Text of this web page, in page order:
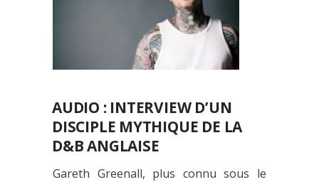
AUDIO : INTERVIEW D’UN
DISCIPLE MYTHIQUE DE LA
D&B ANGLAISE
Gareth Greenall, plus connu sous le